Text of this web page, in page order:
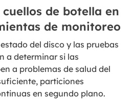
de botella en
de monitoreo
del disco y las pruebas
a determinar si las
a problemas de salud del
particiones
en segundo plano.